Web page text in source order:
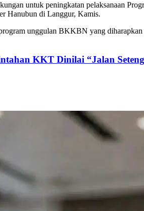
untuk peningkatan pelaksanaan
Hanubun di Langgur, Kamis.
unggulan BKKBN yang
KKT Dinilai “Jalan